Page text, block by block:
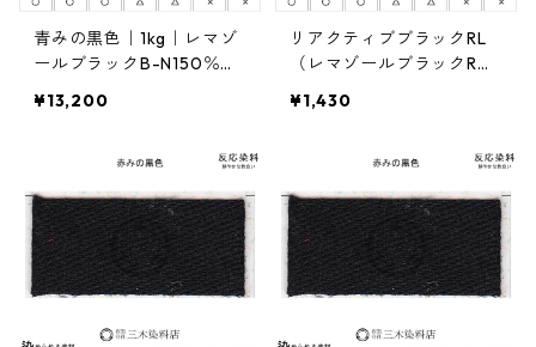
青みの黒色｜1kg｜レマゾ
ールブラックB-N150％｜
¥13,200
リアクティブブラックRL
（レマゾールブラックR
｜反応染料
¥1,430